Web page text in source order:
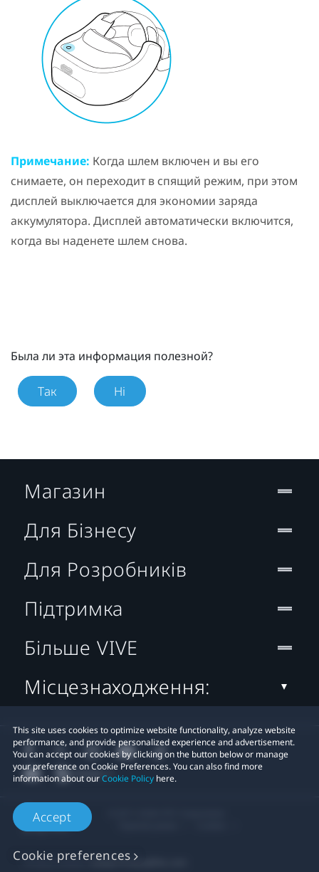
Примечание: Когда шлем включен и вы его
снимаете, он переходит в спящий режим, при этом
дисплей выключается для экономии заряда
аккумулятора. Дисплей автоматически включится,
когда вы наденете шлем снова.
Была ли эта информация полезной?
Так Ні
This site uses cookies to optimize website functionality, analyze website
performance, and provide personalized experience and advertisement.
You can accept our cookies by clicking on the button below or manage
your preference on Cookie Preferences. You can also find more
information about ourCookie Policy here.
Accept
Cookie preferences
Магазин
Для Бізнесу
Для Розробників
Підтримка
Більше VIVE
Місцезнаходження:
Privacy Contact:Global-Privacy@htc.com